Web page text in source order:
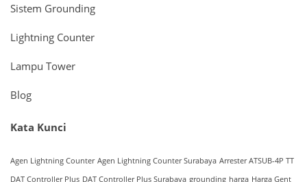
Sistem Grounding
Lightning Counter
Lampu Tower
Blog
Kata Kunci
Agen Lightning Counter Agen Lightning Counter Surabaya Arrester ATSUB-4P TT
DAT Controller Plus DAT Controller Plus Surabaya grounding harga Harga Gent